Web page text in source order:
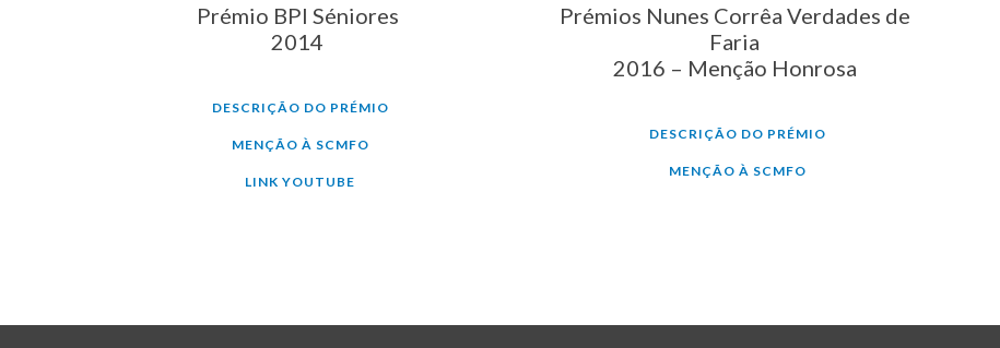
Prémio BPI Séniores
2014
DESCRIÇÃO DO PRÉMIO
MENÇÃO À SCMFO
LINK YOUTUBE
Prémios Nunes Corrêa Verdades de
Faria
2016 – Menção Honrosa
DESCRIÇÃO DO PRÉMIO
MENÇÃO À SCMFO